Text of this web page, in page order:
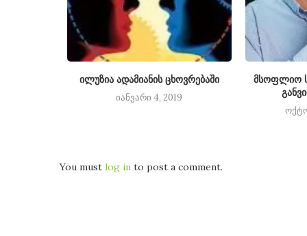
ილუზია ადამიანის ცხოვრებაში
იანვარი 4, 2019
მსოფლიო
You must log in to post a comment.